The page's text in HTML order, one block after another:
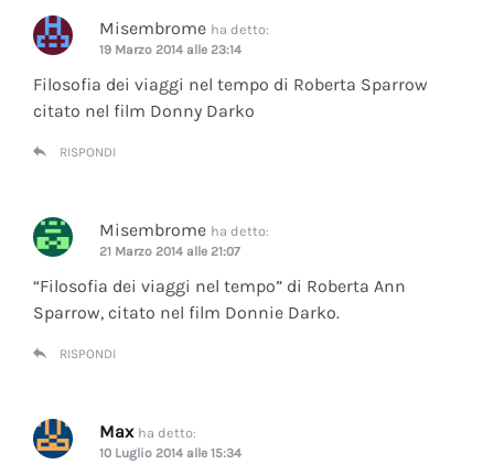
Misembrome ha detto:
19 Marzo 2014 alle 23:14
Filosofia dei viaggi nel tempo di Roberta Sparrow
citato nel film Donny Darko
RISPONDI
Misembrome ha detto:
21 Marzo 2014 alle 21:07
“Filosofia dei viaggi nel tempo” di Roberta Ann
Sparrow, citato nel film Donnie Darko.
RISPONDI
Max ha detto:
10 Luglio 2014 alle 15:34